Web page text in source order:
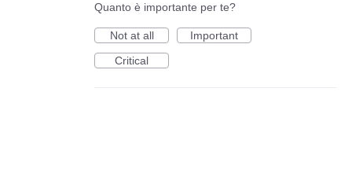
Quanto è importante per te?
Not at all
Important
Critical